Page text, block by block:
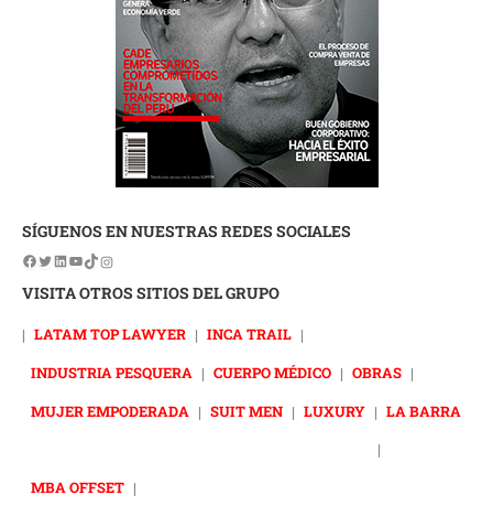
SÍGUENOS EN NUESTRAS REDES SOCIALES
VISITA OTROS SITIOS DEL GRUPO
| LATAM TOP LAWYER | INCA TRAIL |
INDUSTRIA PESQUERA | CUERPO MÉDICO | OBRAS |
MUJER EMPODERADA | SUIT MEN | LUXURY | LA BARRA
|
MBA OFFSET |